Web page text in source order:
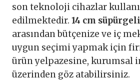
son teknoloji cihazlar
edilmektedir. 14 cm
arasından bütçenize ve iç
uygun seçimi yapmak için
ürün yelpazesine, kurumsal
üzerinden göz atabilirsiniz.